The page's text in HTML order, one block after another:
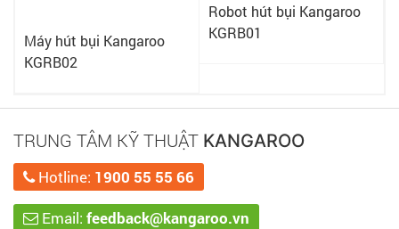
Máy hút bụi Kangaroo
KGRB02
Robot hút bụi Kangaroo
KGRB01
TRUNG TÂM KỸ THUẬT KANGAROO
Hotline: 1900 55 55 66
Email: feedback@kangaroo.vn